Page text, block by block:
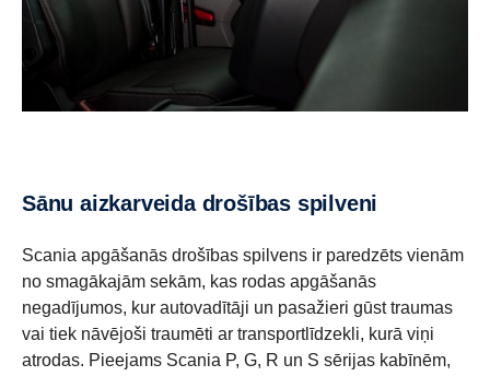
Sānu aizkarveida drošības spilveni
Scania apgāšanās drošības spilvens ir paredzēts vienām
no smagākajām sekām, kas rodas apgāšanās
negadījumos, kur autovadītāji un pasažieri gūst traumas
vai tiek nāvējoši traumēti ar transportlīdzekli, kurā viņi
atrodas. Pieejams Scania P, G, R un S sērijas kabīnēm,